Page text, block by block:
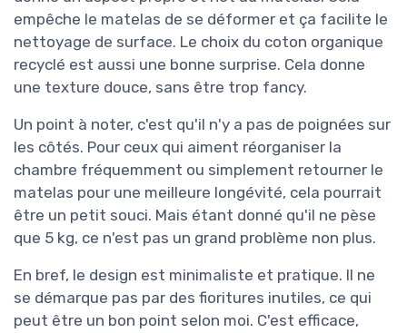
empêche le matelas de se déformer et ça facilite le
nettoyage de surface. Le choix du coton organique
recyclé est aussi une bonne surprise. Cela donne
une texture douce, sans être trop fancy.
Un point à noter, c'est qu'il n'y a pas de poignées sur
les côtés. Pour ceux qui aiment réorganiser la
chambre fréquemment ou simplement retourner le
matelas pour une meilleure longévité, cela pourrait
être un petit souci. Mais étant donné qu'il ne pèse
que 5 kg, ce n'est pas un grand problème non plus.
En bref, le design est minimaliste et pratique. Il ne
se démarque pas par des fioritures inutiles, ce qui
peut être un bon point selon moi. C'est efficace,